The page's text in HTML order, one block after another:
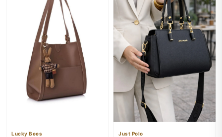
Lucky Bees Just Polo